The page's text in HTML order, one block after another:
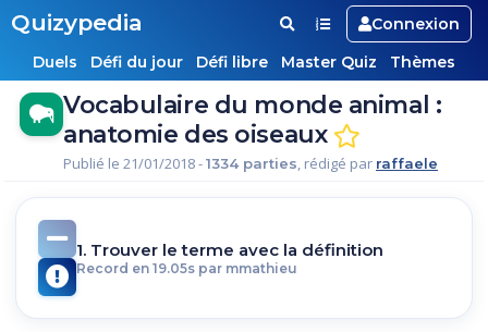
Quizypedia
Connexion
Duels
Défi du jour Défi libre Master Quiz Thèmes
Vocabulaire du monde animal :
anatomie des oiseaux
Publié le 21/01/2018 -1334 parties, rédigé par raffaele
1. Trouver le terme avec la définition
Record en 19.05s par mmathieu